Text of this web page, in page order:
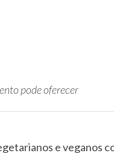
pode oferecer
e veganos